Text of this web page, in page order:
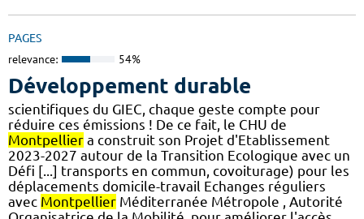
PAGES
relevance: 54%
Développement durable
scientifiques du GIEC, chaque geste compte pour
réduire ces émissions ! De ce fait, le CHU de
Montpellier a construit son Projet d'Etablissement
2023-2027 autour de la Transition Ecologique avec un
Défi [...] transports en commun, covoiturage) pour les
déplacements domicile-travail Echanges réguliers
avec Montpellier Méditerranée Métropole , Autorité